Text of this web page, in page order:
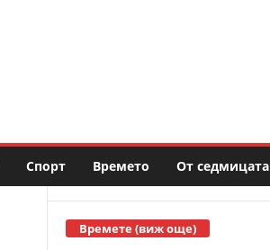
Спорт Времето От седмицата
Времете (виж още)